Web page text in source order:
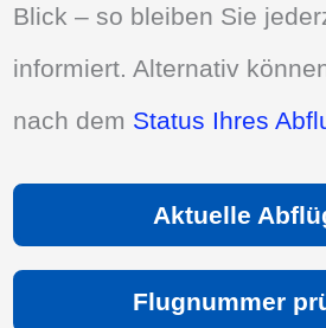
Blick – so bleiben Sie
informiert. Alternativ
nach dem Status Ihres
Aktuelle
Flugnummer